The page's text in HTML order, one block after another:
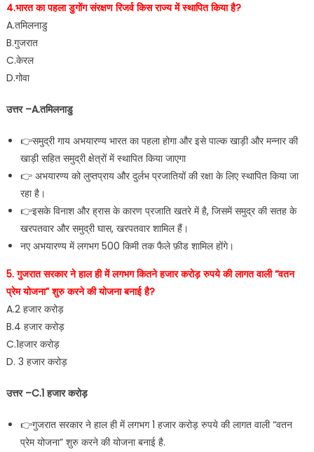
4.भारत का पहला डुगोंग संरक्षण रिजर्व किस राज्य में स्थापित किया है?
A.तमिलनाडु
B.गुजरात
C.केरल
D.गोवा
उत्तर –A.तमिलनाडु
👉समुद्री गाय अभयारण्य भारत का पहला होगा और इसे पाल्क खाड़ी और मन्नार की
खाड़ी सहित समुद्री क्षेत्रों में स्थापित किया जाएगा
👉 अभयारण्य को लुप्तप्राय और दुर्लभ प्रजातियों की रक्षा के लिए स्थापित किया जा
रहा है।
👉इसके विनाश और ह्रास के कारण प्रजाति खतरे में है, जिसमें समुद्र की सतह के
खरपतवार और समुद्री घास, खरपतवार शामिल हैं।
नए अभयारण्य में लगभग 500 किमी तक फैले फ़ीड शामिल होंगे।
5. गुजरात सरकार ने हाल ही में लगभग कितने हजार करोड़ रुपये की लागत वाली “वतन
प्रेम योजना” शुरु करने की योजना बनाई है?
A.2 हजार करोड़
B.4 हजार करोड़
C.1हजार करोड़
D. 3 हजार करोड़
उत्तर –C.1 हजार करोड़
👉गुजरात सरकार ने हाल ही में लगभग 1 हजार करोड़ रुपये की लागत वाली “वतन
प्रेम योजना” शुरु करने की योजना बनाई है.